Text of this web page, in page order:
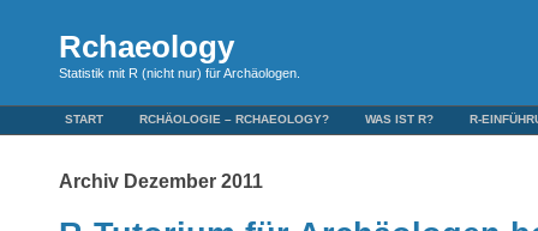
Rchaeology
Statistik mit R (nicht nur) für Archäologen.
START RCHÄOLOGIE – RCHAEOLOGY? WAS IST R? R-
Archiv Dezember 2011